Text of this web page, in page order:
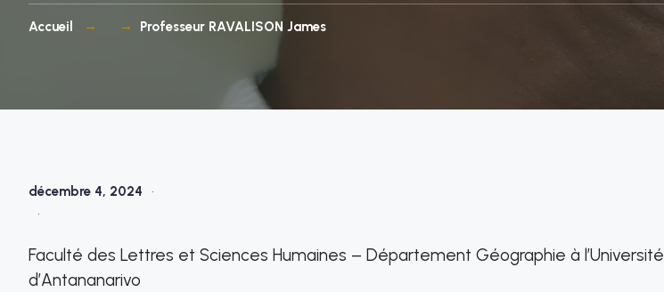
Accueil Professeur RAVALISON James
décembre 4, 2024
•
•
Faculté des Lettres et Sciences Humaines – Département Géographie à l’Université
d’Antananarivo